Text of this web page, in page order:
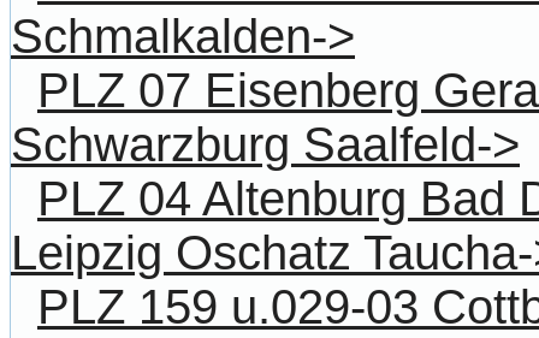
Schmalkalden->
PLZ 07 Eisenberg
Schwarzburg Saalfeld->
PLZ 04 Altenburg Bad
Leipzig Oschatz
PLZ 159 u.029-03